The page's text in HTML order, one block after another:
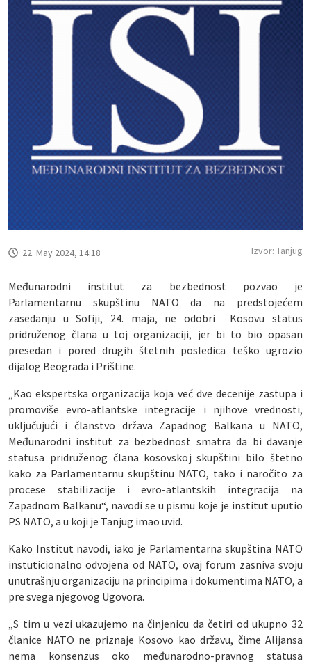
22. May 2024, 14:18 Izvor: Tanjug
Međunarodni institut za bezbednost pozvao je
Parlamentarnu skupštinu NATO da na predstojećem
zasedanju u Sofiji, 24. maja, ne odobri Kosovu status
pridruženog člana u toj organizaciji, jer bi to bio opasan
presedan i pored drugih štetnih posledica teško ugrozio
dijalog Beograda i Prištine.
„Kao ekspertska organizacija koja već dve decenije zastupa i
promoviše evro-atlantske integracije i njihove vrednosti,
uključujući i članstvo država Zapadnog Balkana u NATO,
Međunarodni institut za bezbednost smatra da bi davanje
statusa pridruženog člana kosovskoj skupštini bilo štetno
kako za Parlamentarnu skupštinu NATO, tako i naročito za
procese stabilizacije i evro-atlantskih integracija na
Zapadnom Balkanu“, navodi se u pismu koje je institut uputio
PS NATO, a u koji je Tanjug imao uvid.
Kako Institut navodi, iako je Parlamentarna skupština NATO
instuticionalno odvojena od NATO, ovaj forum zasniva svoju
unutrašnju organizaciju na principima i dokumentima NATO, a
pre svega njegovog Ugovora.
„S tim u vezi ukazujemo na činjenicu da četiri od ukupno 32
članice NATO ne priznaje Kosovo kao državu, čime Alijansa
nema konsenzus oko međunarodno-pravnog statusa